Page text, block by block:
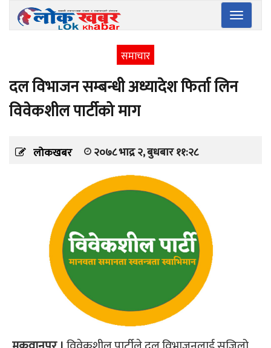
Toggle
समाचार
दल विभाजन सम्बन्धी अध्यादेश फिर्ता लिन
विवेकशील पार्टीको माग
लोकखबर २०७८ भाद्र २, बुधबार ११:२८